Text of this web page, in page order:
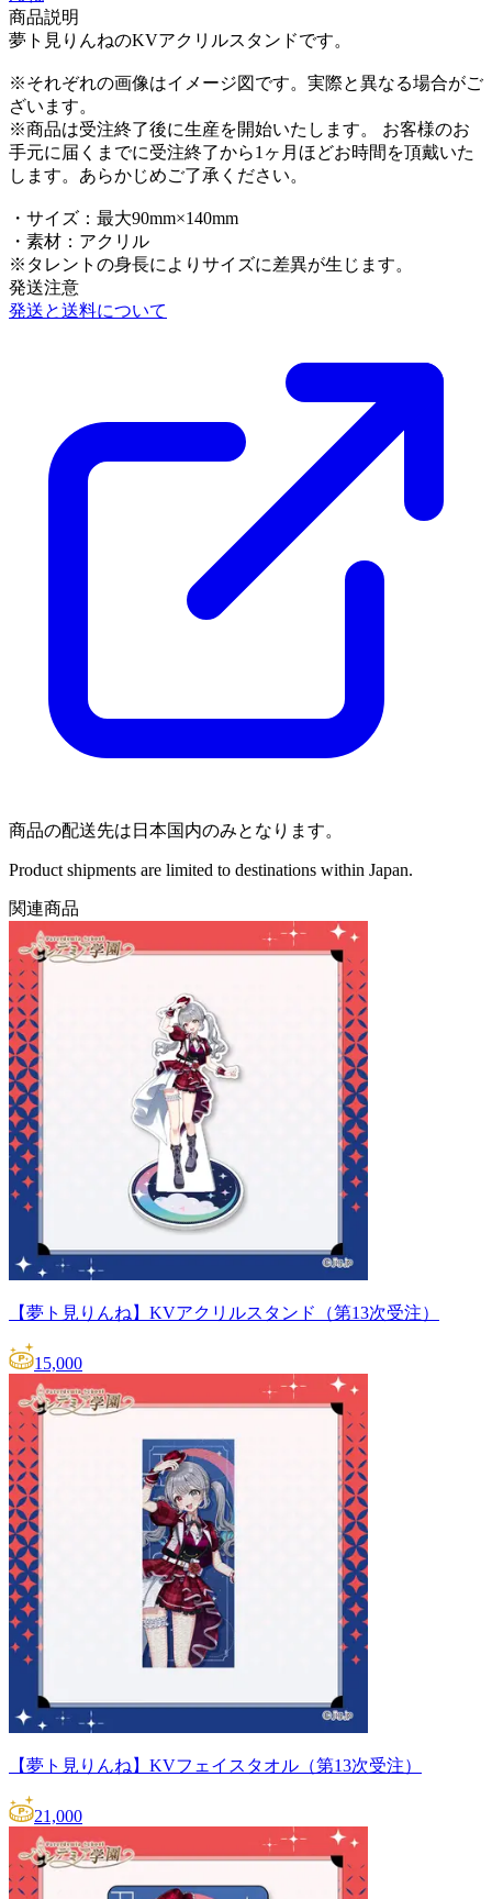
商品説明
夢ト見りんねのKVアクリルスタンドです。
※それぞれの画像はイメージ図です。実際と異なる場合がご
ざいます。
※商品は受注終了後に生産を開始いたします。 お客様のお
手元に届くまでに受注終了から1ヶ月ほどお時間を頂戴いた
します。あらかじめご了承ください。
・サイズ：最大90mm×140mm
・素材：アクリル
※タレントの身長によりサイズに差異が生じます。
発送注意
発送と送料について
商品の配送先は日本国内のみとなります。
Product shipments are limited to destinations within Japan.
関連商品
【夢ト見りんね】KVアクリルスタンド（第13次受注）
15,000
【夢ト見りんね】KVフェイスタオル（第13次受注）
21,000